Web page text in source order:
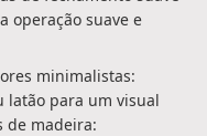
operação suave e
minimalistas:
latão para um visual
de madeira: